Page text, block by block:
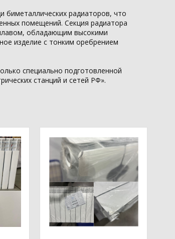
радиаторов, что
помещений. Секция радиатора
обладающим высокими
изделие с тонким оребрением
специально подготовленной
станций и сетей РФ».